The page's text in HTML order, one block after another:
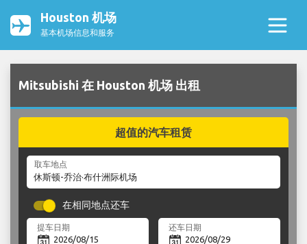
Houston 机场
基本机场信息和服务
Mitsubishi 在 Houston 机场 出租
超值的汽车租赁
取车地点
在相同地点还车
提车日期 还车日期